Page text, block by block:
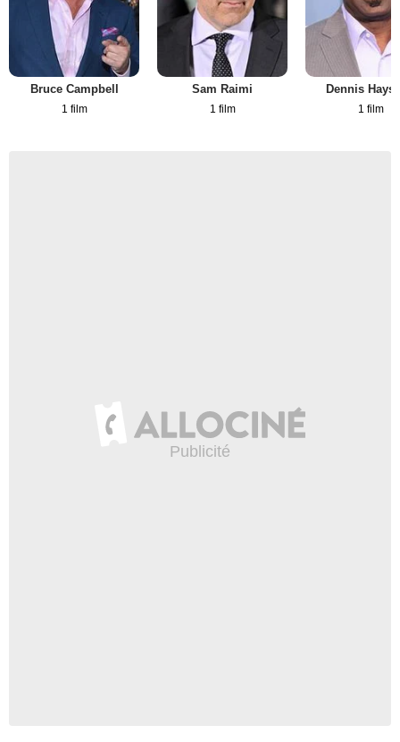
Bruce Campbell
1 film
Sam Raimi
1 film
Dennis
1 film